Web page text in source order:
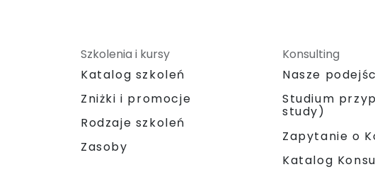
Szkolenia i kursy
Katalog szkoleń
Zniżki i promocje
Rodzaje szkoleń
Zasoby
Konsulting
Nasze
Studium
study)
Zapytanie o
Katalog